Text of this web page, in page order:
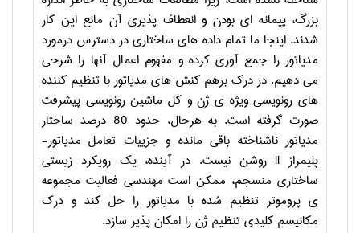
بزرگ، پیمانه ای بودن و انعطاف پذیری آن مانع این کار
شدند. اینجا ما تمام داده های ساختاری در دسترس درمورد
مدیاتور را جمع آوری کرده و مفهوم اعمال آنها را شرحی
می دهیم. در درک برهم کنش های مدیاتور با تنظیم کننده
های رونویسی ویژه ی ژن و کل ماشین رونویسی پیشرفت
صورت گرفته است. به هرحال، حدود 80 درصد ساختار
مدیاتور ناشناخته باقی مانده و جزییات تعامل مدیاتور-
پلیمراز II روشن نیست. در آینده، یک رویکرد زیستی
ساختاری منسجم، ممکن است مهندسی فعالیت مجموعه
ی پروموتر تنظیم شده با مدیاتور را حل کند و درک
مکانیسم کلیدی تنظیم ژن را امکان پذیر سازد.